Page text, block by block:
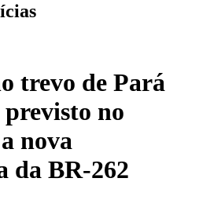
trevo de Pará
no
nova
da BR-262